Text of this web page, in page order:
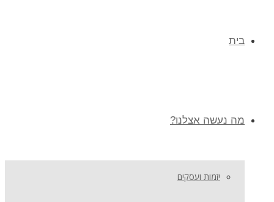
בית
מה נעשה אצלנו?
יזמות ועסקים